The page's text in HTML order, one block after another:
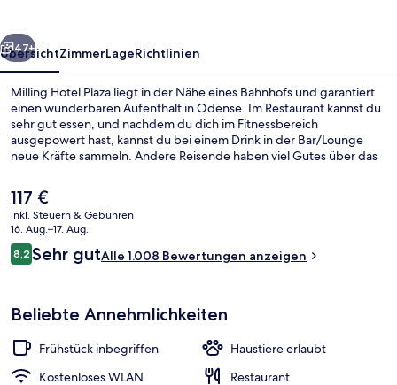
Weiter
47+
ÜbersichtZimmerLageRichtlinien
Milling Hotel Plaza liegt in der Nähe eines Bahnhofs und garantiert
einen wunderbaren Aufenthalt in Odense. Im Restaurant kannst du
sehr gut essen, und nachdem du dich im Fitnessbereich
ausgepowert hast, kannst du bei einem Drink in der Bar/Lounge
neue Kräfte sammeln. Andere Reisende haben viel Gutes über das
Der
aktuelle
Preis
beträgt
117 €.
117 €
inkl. Steuern & Gebühren
16. Aug.–17. Aug.
Bewertungen
8,28,2 von 10.
Sehr gutAlle 1.008 Bewertungen anzeigen
Beliebte Annehmlichkeiten
Frühstück inbegriffen
Haustiere erlaubt
Kostenloses WLAN
Restaurant